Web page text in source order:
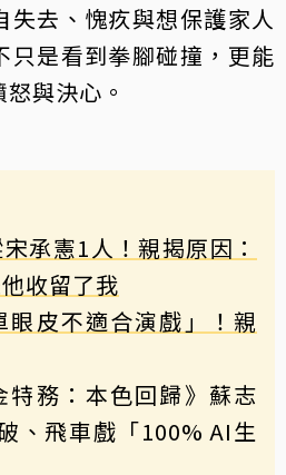
失去、愧疚與想保護家人
只是看到拳腳碰撞，更能
與決心。
承憲1人！親揭原因：
收留了我
眼皮不適合演戲」！親
特務：本色回歸》蘇志
、飛車戲「100% AI生